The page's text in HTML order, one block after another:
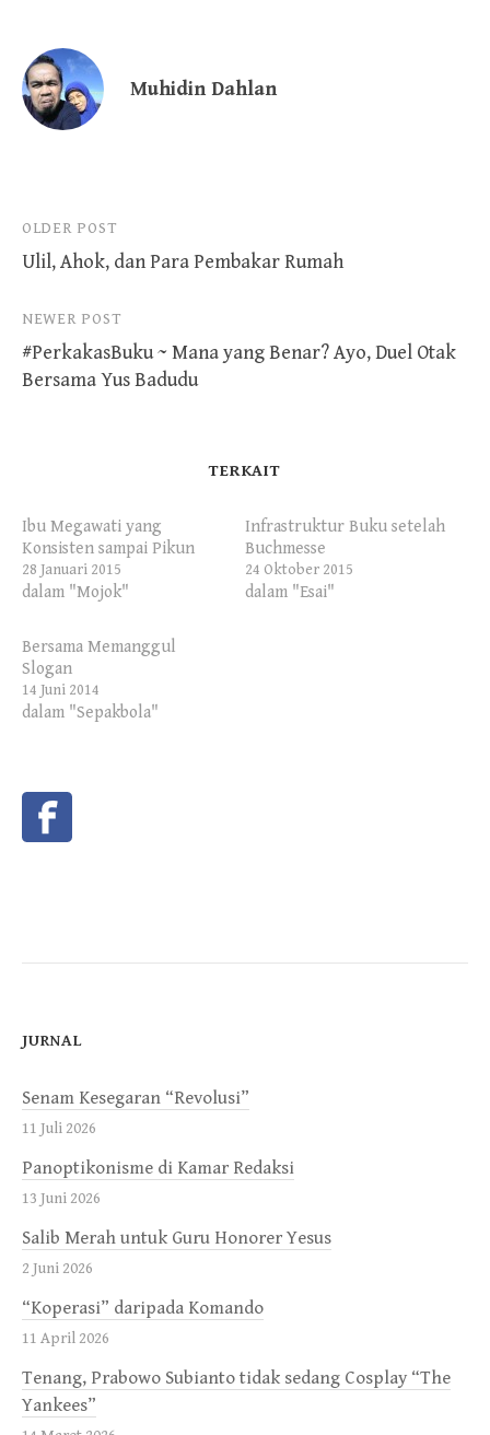
Muhidin Dahlan
Post
navigation
OLDER POST
Ulil, Ahok, dan Para Pembakar Rumah
NEWER POST
#PerkakasBuku ~ Mana yang Benar? Ayo, Duel Otak
Bersama Yus Badudu
TERKAIT
Ibu Megawati yang
Konsisten sampai Pikun
28 Januari 2015
dalam "Mojok"
Infrastruktur Buku setelah
Buchmesse
24 Oktober 2015
dalam "Esai"
Bersama Memanggul
Slogan
14 Juni 2014
dalam "Sepakbola"
JURNAL
Senam Kesegaran “Revolusi”
11 Juli 2026
Panoptikonisme di Kamar Redaksi
13 Juni 2026
Salib Merah untuk Guru Honorer Yesus
2 Juni 2026
“Koperasi” daripada Komando
11 April 2026
Tenang, Prabowo Subianto tidak sedang Cosplay “The
Yankees”